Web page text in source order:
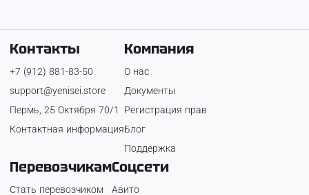
Контакты
+7 (912) 881-83-50
support@yenisei.store
Пермь, 25 Октября 70/1
Контактная информация
Компания
О нас
Документы
Регистрация прав
Блог
Поддержка
Перевозчикам
Стать перевозчиком
Соцсети
Авито